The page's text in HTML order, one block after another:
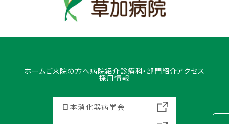
ホームご来院の方へ病院紹介診療科・部門紹介アクセス
採用情報
日本消化器病学会